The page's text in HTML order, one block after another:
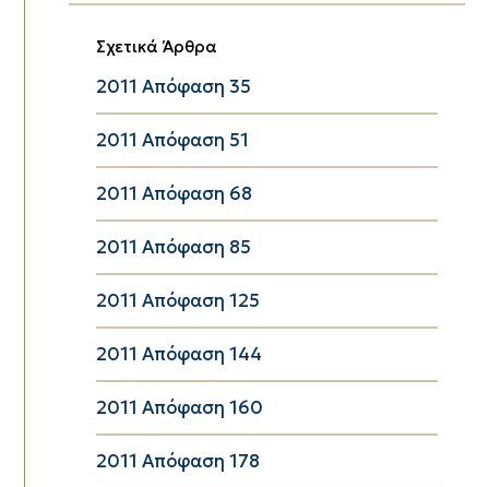
Σχετικά Άρθρα
2011 Απόφαση 35
2011 Απόφαση 51
2011 Απόφαση 68
2011 Απόφαση 85
2011 Απόφαση 125
2011 Απόφαση 144
2011 Απόφαση 160
2011 Απόφαση 178